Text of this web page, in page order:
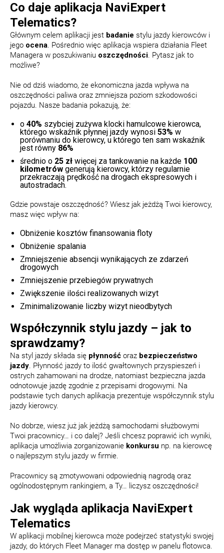
Co daje aplikacja NaviExpert
Telematics?
Głównym celem aplikacji jest badanie stylu jazdy kierowców i
jego ocena. Pośrednio więc aplikacja wspiera działania Fleet
Managera w poszukiwaniu oszczędności. Pytasz jak to
możliwe?
Nie od dziś wiadomo, że ekonomiczna jazda wpływa na
oszczędności paliwa oraz zmniejsza poziom szkodowości
pojazdu. Nasze badania pokazują, że:
o 40% szybciej zużywa klocki hamulcowe kierowca,
którego wskaźnik płynnej jazdy wynosi 53% w
porównaniu do kierowcy, u którego ten sam wskaźnik
jest równy 86%
średnio o 25 zł więcej za tankowanie na każde 100
kilometrów generują kierowcy, którzy regularnie
przekraczają prędkość na drogach ekspresowych i
autostradach.
Gdzie powstaje oszczędność? Wiesz jak jeżdżą Twoi kierowcy,
masz więc wpływ na:
Obniżenie kosztów finansowania floty
Obniżenie spalania
Zmniejszenie absencji wynikających ze zdarzeń
drogowych
Zmniejszenie przebiegów prywatnych
Zwiększenie ilości realizowanych wizyt
Zminimalizowanie liczby wizyt nieodbytych
Współczynnik stylu jazdy – jak to
sprawdzamy?
Na styl jazdy składa się płynność oraz bezpieczeństwo
jazdy. Płynność jazdy to ilość gwałtownych przyspieszeń i
ostrych zahamowani na drodze, natomiast bezpieczna jazda
odnotowuje jazdę zgodnie z przepisami drogowymi. Na
podstawie tych danych aplikacja prezentuje współczynnik stylu
jazdy kierowcy.
No dobrze, wiesz już jak jeżdżą samochodami służbowymi
Twoi pracownicy… i co dalej? Jeśli chcesz poprawić ich wyniki,
aplikacja umożliwia zorganizowanie konkursu np. na kierowcę
o najlepszym stylu jazdy w firmie.
Pracownicy są zmotywowani odpowiednią nagrodą oraz
ogólnodostępnym rankingiem, a Ty… liczysz oszczędności!
Jak wygląda aplikacja NaviExpert
Telematics
W aplikacji mobilnej kierowca może podejrzeć statystyki swojej
jazdy, do których Fleet Manager ma dostęp w panelu flotowca.